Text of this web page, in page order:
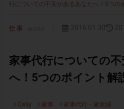
行についての不安があるあなたへ！5つの
家事代行についての
へ！5つのポイント解
CaSy 家事 家事代行・家政婦